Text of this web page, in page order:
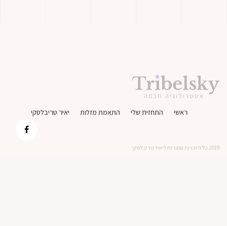
אסטרולוגיה חכמה
ראשי התחזית שלי התאמת מזלות יאיר טריבלסקי
2019 כל הזכויות שמורות ליאיר טריבלסקי